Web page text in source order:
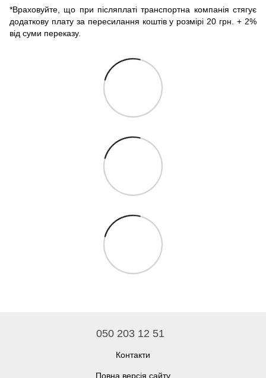
*Враховуйте, що при післяплаті транспортна компанія стягує
додаткову плату за пересилання коштів у розмірі 20 грн. + 2%
від суми переказу.
050 203 12 51
Контакти
Повна версія сайту